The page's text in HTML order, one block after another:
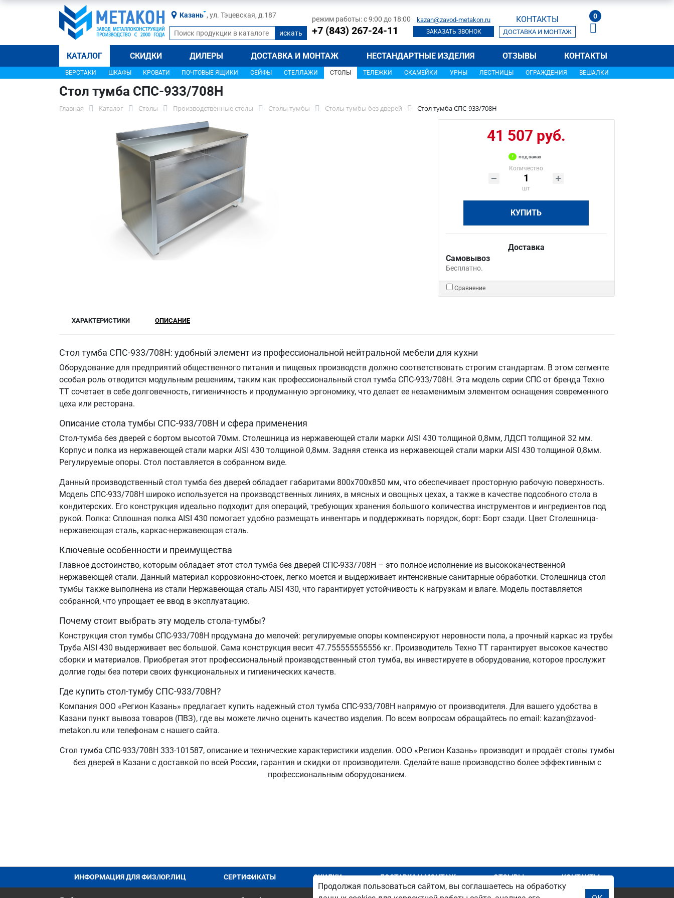
Казань , ул. Тэцевская, д.187 режим работы: с 9:00 до 18:00
+7 (843) 267-24-11
kazan@zavod-metakon.ru
ЗАКАЗАТЬ ЗВОНОК
КОНТАКТЫ
ДОСТАВКА И МОНТАЖ
0
КАТАЛОГ СКИДКИ ДИЛЕРЫ ДОСТАВКА И МОНТАЖ НЕСТАНДАРТНЫЕ ИЗДЕЛИЯ ОТЗЫВЫ КОНТАКТЫ
ВЕРСТАКИ ШКАФЫ КРОВАТИ ПОЧТОВЫЕ ЯЩИКИ СЕЙФЫ СТЕЛЛАЖИ СТОЛЫ ТЕЛЕЖКИ СКАМЕЙКИ УРНЫ ЛЕСТНИЦЫ ОГРАЖДЕНИЯ ВЕШАЛКИ
Стол тумба СПС-933/708Н
Главная Каталог Столы Производственные столы Столы тумбы Столы тумбы без дверей Стол тумба СПС-933/708Н
41 507 руб.
под заказ
Количество
шт
КУПИТЬ
Доставка
Самовывоз
Бесплатно.
Сравнение
ХАРАКТЕРИСТИКИ ОПИСАНИЕ
Стол тумба СПС-933/708Н: удобный элемент из профессиональной нейтральной мебели для кухни
Оборудование для предприятий общественного питания и пищевых производств должно соответствовать строгим стандартам. В этом сегменте
особая роль отводится модульным решениям, таким как профессиональный стол тумба СПС-933/708Н. Эта модель серии СПС от бренда Техно
ТТ сочетает в себе долговечность, гигиеничность и продуманную эргономику, что делает ее незаменимым элементом оснащения современного
цеха или ресторана.
Описание стола тумбы СПС-933/708Н и сфера применения
Стол-тумба без дверей с бортом высотой 70мм. Столешница из нержавеющей стали марки AISI 430 толщиной 0,8мм, ЛДСП толщиной 32 мм.
Корпус и полка из нержавеющей стали марки AISI 430 толщиной 0,8мм. Задняя стенка из нержавеющей стали марки AISI 430 толщиной 0,8мм.
Регулируемые опоры. Стол поставляется в собранном виде.
Данный производственный стол тумба без дверей обладает габаритами 800х700х850 мм, что обеспечивает просторную рабочую поверхность.
Модель СПС-933/708Н широко используется на производственных линиях, в мясных и овощных цехах, а также в качестве подсобного стола в
кондитерских. Его конструкция идеально подходит для операций, требующих хранения большого количества инструментов и ингредиентов под
рукой. Полка: Сплошная полка AISI 430 помогает удобно размещать инвентарь и поддерживать порядок, борт: Борт сзади. Цвет Столешница-
нержавеющая сталь, каркас-нержавеющая сталь.
Ключевые особенности и преимущества
Главное достоинство, которым обладает этот стол тумба без дверей СПС-933/708Н – это полное исполнение из высококачественной
нержавеющей стали. Данный материал коррозионно-стоек, легко моется и выдерживает интенсивные санитарные обработки. Столешница стол
тумбы также выполнена из стали Нержавеющая сталь AISI 430, что гарантирует устойчивость к нагрузкам и влаге. Модель поставляется
собранной, что упрощает ее ввод в эксплуатацию.
Почему стоит выбрать эту модель стола-тумбы?
Конструкция стол тумбы СПС-933/708Н продумана до мелочей: регулируемые опоры компенсируют неровности пола, а прочный каркас из трубы
Труба AISI 430 выдерживает вес большой. Сама конструкция весит 47.755555555556 кг. Производитель Техно ТТ гарантирует высокое качество
сборки и материалов. Приобретая этот профессиональный производственный стол тумба, вы инвестируете в оборудование, которое прослужит
долгие годы без потери своих функциональных и гигиенических качеств.
Где купить стол-тумбу СПС-933/708Н?
Компания ООО «Регион Казань» предлагает купить надежный стол тумба СПС-933/708Н напрямую от производителя. Для вашего удобства в
Казани пункт вывоза товаров (ПВЗ), где вы можете лично оценить качество изделия. По всем вопросам обращайтесь по email: kazan@zavod-
metakon.ru или телефонам с нашего сайта.
Стол тумба СПС-933/708Н 333-101587, описание и технические характеристики изделия. ООО «Регион Казань» производит и продаёт столы тумбы
без дверей в Казани с доставкой по всей России, гарантия и скидки от производителя. Сделайте ваше производство более эффективным с
профессиональным оборудованием.
ИНФОРМАЦИЯ ДЛЯ ФИЗ/ЮР.ЛИЦ СЕРТИФИКАТЫ СКИДКИ ДОСТАВКА И МОНТАЖ ОТЗЫВЫ КОНТАКТЫ
Продолжая пользоваться сайтом, вы соглашаетесь на обработку